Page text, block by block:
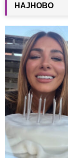
НАЈНОВО